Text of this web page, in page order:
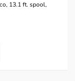
13.1 ft. spool,